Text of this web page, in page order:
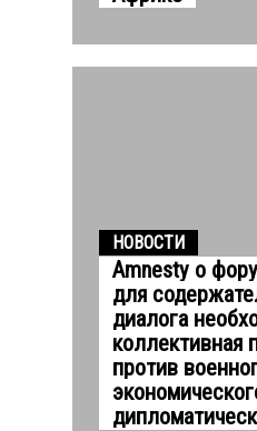
НОВОСТИ
Amnesty о
для
диалога
коллективная
против